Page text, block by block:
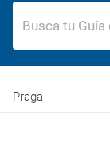
Busca tu Guía
Praga